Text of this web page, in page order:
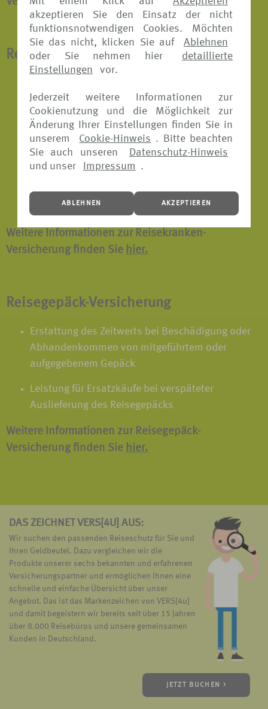
akzeptieren Sie den Einsatz der nicht
funktionsnotwendigen Cookies. Möchten
Sie das nicht, klicken Sie auf
Ablehnen
oder Sie nehmen hier
detaillierte
Einstellungen
vor.
Jederzeit weitere Informationen zur
Cookienutzung und die Möglichkeit zur
Änderung Ihrer Einstellungen finden Sie in
unserem
Cookie-Hinweis . Bitte beachten
Sie auch unseren
Datenschutz-Hinweis
und unser
Impressum .
ABLEHNEN AKZEPTIEREN
Reisekranken-Versicherung
notwendige Heilbehandlungen im Ausland
inklusive aller verordneten Arzneimittel
Krankenrücktransport
Schmerzstillende Zahnbehandlungen
Rooming-In bei stationärer Behandlung von
Kindern unter 18 Jahren
Weitere Informationen zur Reisekranken-
Versicherung finden Sie hier.
Reisegepäck-Versicherung
Erstattung des Zeitwerts bei Beschädigung oder
Abhandenkommen von mitgeführtem oder
aufgegebenem Gepäck
Leistung für Ersatzkäufe bei verspäteter
Auslieferung des Reisegepäcks
Weitere Informationen zur Reisegepäck-
Versicherung finden Sie hier.
DAS ZEICHNET VERS[4U] AUS:
Wir suchen den passenden Reiseschutz für Sie und
Ihren Geldbeutel. Dazu vergleichen wir die
Produkte unserer sechs bekannten und erfahrenen
Versicherungspartner und ermöglichen Ihnen eine
schnelle und einfache Übersicht über unser
Angebot. Das ist das Markenzeichen von VERS[4u]
und damit begeistern wir bereits seit über 15 Jahren
über 8.000 Reisebüros und unsere gemeinsamen
Kunden in Deutschland.
JETZT BUCHEN >